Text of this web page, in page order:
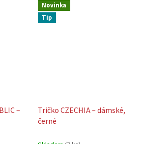
–
Novinka
Tip
Tričko CZECHIA – dámské,
černé